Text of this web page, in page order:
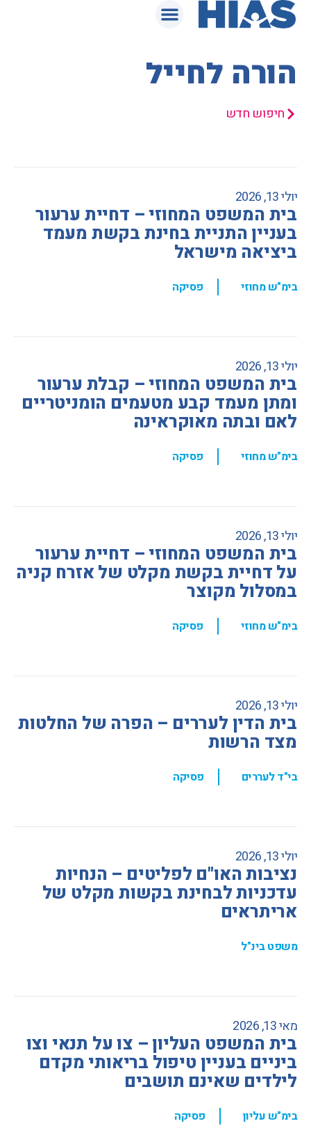
הורה לחייל
חיפוש חדש
יולי 13, 2026
בית המשפט המחוזי – דחיית ערעור
בעניין התניית בחינת בקשת מעמד
ביציאה מישראל
בימ"ש מחוזי , פסיקה
יולי 13, 2026
בית המשפט המחוזי – קבלת ערעור
ומתן מעמד קבע מטעמים הומניטריים
לאם ובתה מאוקראינה
בימ"ש מחוזי , פסיקה
יולי 13, 2026
בית המשפט המחוזי – דחיית ערעור
על דחיית בקשת מקלט של אזרח קניה
במסלול מקוצר
בימ"ש מחוזי , פסיקה
יולי 13, 2026
בית הדין לעררים – הפרה של החלטות
מצד הרשות
בי"ד לעררים , פסיקה
יולי 13, 2026
נציבות האו"ם לפליטים – הנחיות
עדכניות לבחינת בקשות מקלט של
אריתראים
משפט בינ"ל
מאי 13, 2026
בית המשפט העליון – צו על תנאי וצו
ביניים בעניין טיפול בריאותי מקדם
לילדים שאינם תושבים
בימ"ש עליון , פסיקה